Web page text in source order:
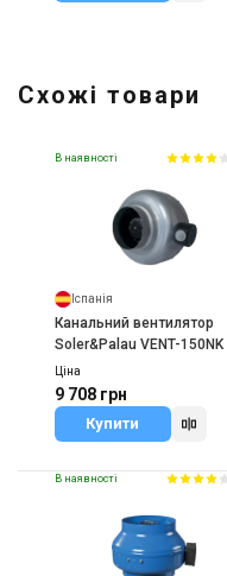
Схожі товари
В наявності
Іспанія
Канальний вентилятор
Soler&Palau VENT-150NK
Ціна
9 708 грн
Купити
В наявності